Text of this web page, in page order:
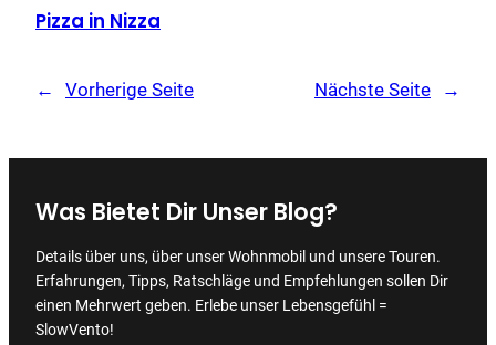
Pizza in Nizza
← Vorherige Seite Nächste Seite →
Was Bietet Dir Unser Blog?
Details über uns, über unser Wohnmobil und unsere Touren.
Erfahrungen, Tipps, Ratschläge und Empfehlungen sollen Dir
einen Mehrwert geben. Erlebe unser Lebensgefühl =
SlowVento!